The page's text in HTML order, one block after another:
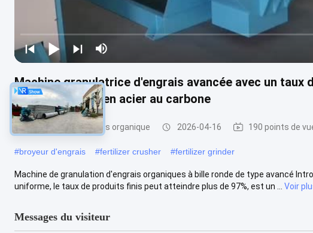
Machine granulatrice d'engrais avancée avec un taux
et construction en acier au carbone
granulatoire d'engrais organique 2026-04-16 190 points de
#broyeur d'engrais #fertilizer crusher #fertilizer grinder
Machine de granulation d'engrais organiques à bille ronde de type avancé
uniforme, le taux de produits finis peut atteindre plus de 97%, est un ...
Voir
Messages du visiteur